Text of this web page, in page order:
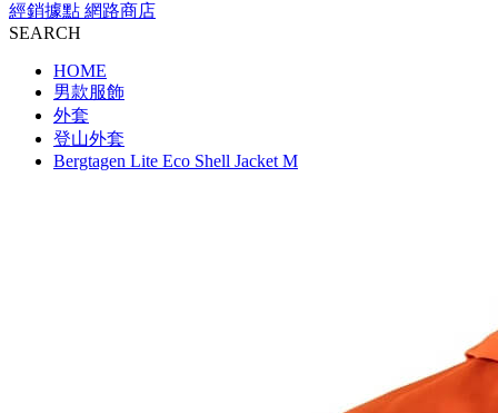
經銷據點 網路商店
SEARCH
HOME
男款服飾
外套
登山外套
Bergtagen Lite Eco Shell Jacket M